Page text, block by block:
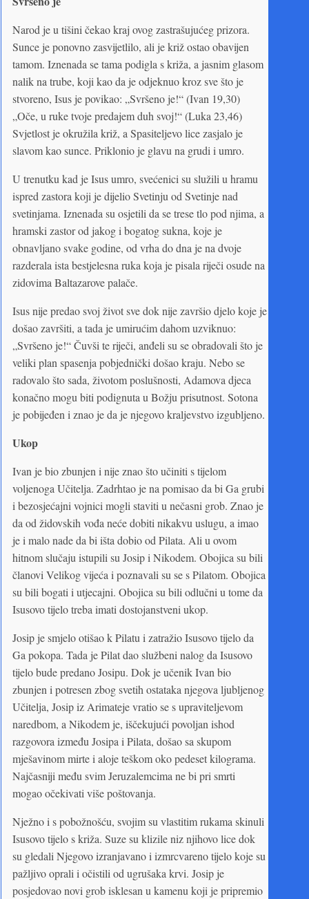
Narod je u tišini čekao kraj ovog zastrašujućeg prizora.
Sunce je ponovno zasvijetlilo, ali je križ ostao obavijen
tamom. Iznenada se tama podigla s križa, a jasnim glasom
nalik na trube, koji kao da je odjeknuo kroz sve što je
stvoreno, Isus je povikao: „Svršeno je!“ (Ivan 19,30)
„Oče, u ruke tvoje predajem duh svoj!“ (Luka 23,46)
Svjetlost je okružila križ, a Spasiteljevo lice zasjalo je
slavom kao sunce. Priklonio je glavu na grudi i umro.
U trenutku kad je Isus umro, svećenici su služili u hramu
ispred zastora koji je dijelio Svetinju od Svetinje nad
svetinjama. Iznenada su osjetili da se trese tlo pod njima, a
hramski zastor od jakog i bogatog sukna, koje je
obnavljano svake godine, od vrha do dna je na dvoje
razderala ista bestjelesna ruka koja je pisala riječi osude na
zidovima Baltazarove palače.
Isus nije predao svoj život sve dok nije završio djelo koje je
došao završiti, a tada je umirućim dahom uzviknuo:
„Svršeno je!“ Čuvši te riječi, anđeli su se obradovali što je
veliki plan spasenja pobjednički došao kraju. Nebo se
radovalo što sada, životom poslušnosti, Adamova djeca
konačno mogu biti podignuta u Božju prisutnost. Sotona
je pobijeđen i znao je da je njegovo kraljevstvo izgubljeno.
Ukop
Ivan je bio zbunjen i nije znao što učiniti s tijelom
voljenoga Učitelja. Zadrhtao je na pomisao da bi Ga grubi
i bezosjećajni vojnici mogli staviti u nečasni grob. Znao je
da od židovskih vođa neće dobiti nikakvu uslugu, a imao
je i malo nade da bi išta dobio od Pilata. Ali u ovom
hitnom slučaju istupili su Josip i Nikodem. Obojica su bili
članovi Velikog vijeća i poznavali su se s Pilatom. Obojica
su bili bogati i utjecajni. Obojica su bili odlučni u tome da
Isusovo tijelo treba imati dostojanstveni ukop.
Josip je smjelo otišao k Pilatu i zatražio Isusovo tijelo da
Ga pokopa. Tada je Pilat dao službeni nalog da Isusovo
tijelo bude predano Josipu. Dok je učenik Ivan bio
zbunjen i potresen zbog svetih ostataka njegova ljubljenog
Učitelja, Josip iz Arimateje vratio se s upraviteljevom
naredbom, a Nikodem je, iščekujući povoljan ishod
razgovora između Josipa i Pilata, došao sa skupom
mješavinom mirte i aloje teškom oko pedeset kilograma.
Najčasniji među svim Jeruzalemcima ne bi pri smrti
mogao očekivati više poštovanja.
Nježno i s pobožnošću, svojim su vlastitim rukama skinuli
Isusovo tijelo s križa. Suze su klizile niz njihovo lice dok
su gledali Njegovo izranjavano i izmrcvareno tijelo koje su
pažljivo oprali i očistili od ugrušaka krvi. Josip je
posjedovao novi grob isklesan u kamenu koji je pripremio